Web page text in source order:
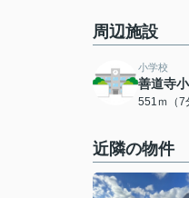
周辺施設
小学校
善道寺
551ｍ（7
近隣の物件